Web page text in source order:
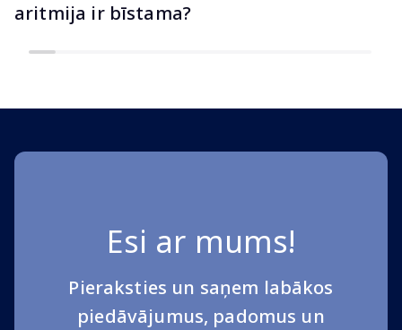
aritmija ir bīstama?
Esi ar mums!
Pieraksties un saņem labākos
piedāvājumus, padomus un